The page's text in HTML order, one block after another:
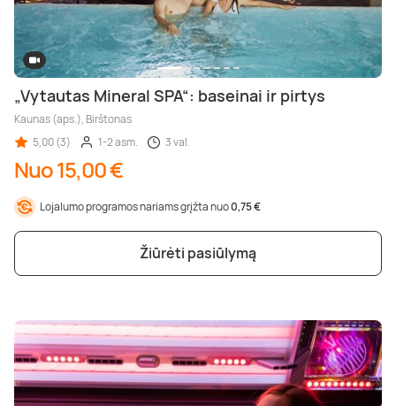
„Vytautas Mineral SPA“: baseinai ir pirtys
Kaunas (aps.), Birštonas
5,00 (3)
1-2 asm. 3 val.
Nuo 15,00 €
Lojalumo programos nariams grįžta nuo0,75 €
Žiūrėti pasiūlymą